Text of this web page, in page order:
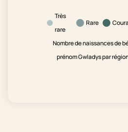
Très
rare
Rare
Nombre de naissances de
prénom Gwladys par